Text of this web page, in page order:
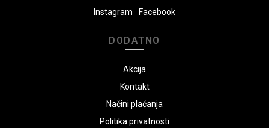
Instagram
Facebook
DODATNO
Akcija
Kontakt
Načini plaćanja
Politika privatnosti